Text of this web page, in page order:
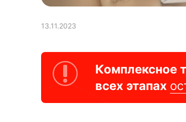
13.11.2023
Комплексное
всех этапах